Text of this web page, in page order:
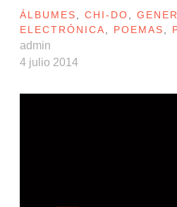
ÁLBUMES,CHI-DO,
ELECTRÓNICA, POEMAS,
admin
4 julio 2014